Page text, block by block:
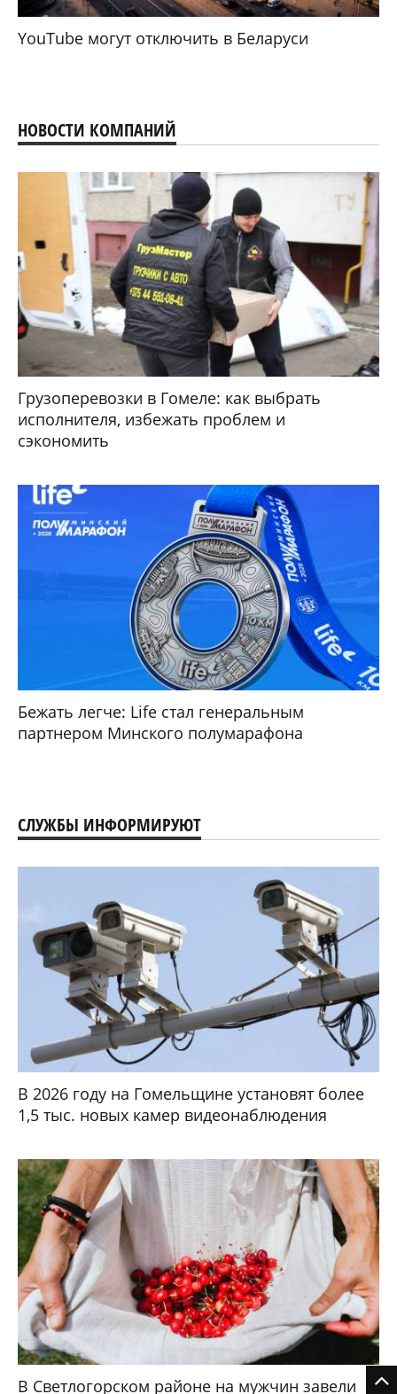
YouTube могут отключить в Беларуси
НОВОСТИ КОМПАНИЙ
Грузоперевозки в Гомеле: как выбрать
исполнителя, избежать проблем и
сэкономить
Бежать легче: Life стал генеральным
партнером Минского полумарафона
СЛУЖБЫ ИНФОРМИРУЮТ
В 2026 году на Гомельщине установят более
1,5 тыс. новых камер видеонаблюдения
В Светлогорском районе на мужчин завели